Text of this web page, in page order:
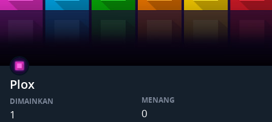
Plox
DIMAINKAN
1
MENANG
0